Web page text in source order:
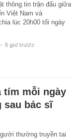
thông tin trận đấu giữa
Việt Nam và
lúc 20h00 tối ngày
- 5 giờ trước
tím mỗi ngày
sau bác sĩ
thường truyền tai